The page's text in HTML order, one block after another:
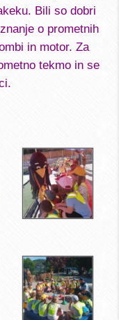
Bili so dobri
o prometnih
in motor. Za
tekmo in se